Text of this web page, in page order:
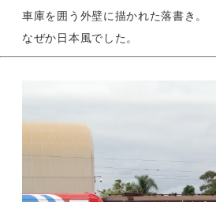
車庫を囲う外壁に描かれた落書き。
なぜか日本風でした。